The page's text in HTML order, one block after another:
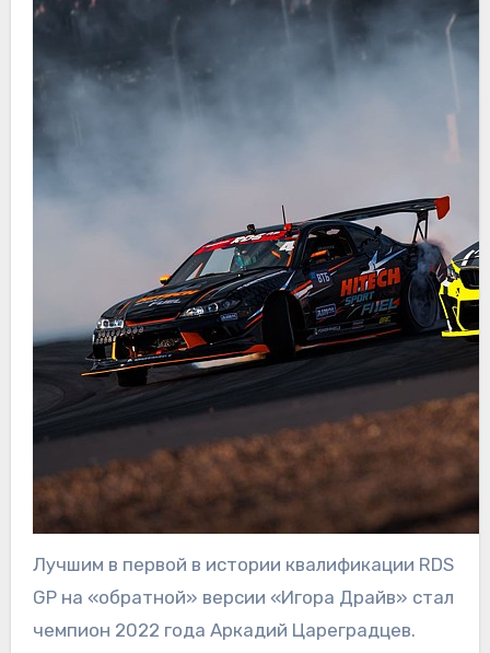
Лучшим в первой в истории квалификации RDS
GP на «обратной» версии «Игора Драйв» стал
чемпион 2022 года Аркадий Цареградцев.